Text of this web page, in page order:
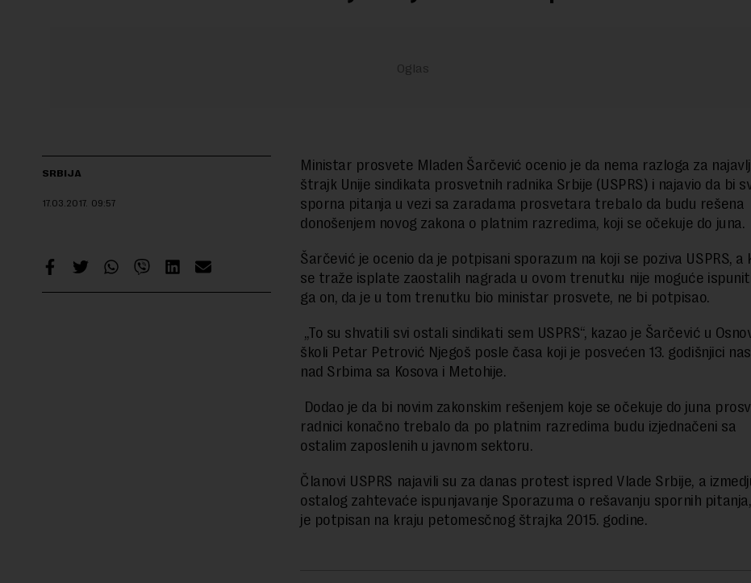
SRBIJA
17.03.2017. 09:57
Ministar prosvete Mladen Šarčević ocenio je da nema razloga za
štrajk Unije sindikata prosvetnih radnika Srbije (USPRS) i najavio da bi
sporna pitanja u vezi sa zaradama prosvetara trebalo da budu rešena
donošenjem novog zakona o platnim razredima, koji se očekuje do juna.
Šarčević je ocenio da je potpisani sporazum na koji se poziva USPRS, a
se traže isplate zaostalih nagrada u ovom trenutku nije moguće
ga on, da je u tom trenutku bio ministar prosvete, ne bi potpisao.
„To su shvatili svi ostali sindikati sem USPRS“, kazao je Šarčević u
školi Petar Petrović Njegoš posle časa koji je posvećen 13. godišnjici
nad Srbima sa Kosova i Metohije.
Dodao je da bi novim zakonskim rešenjem koje se očekuje do juna
radnici konačno trebalo da po platnim razredima budu izjednačeni sa
ostalim zaposlenih u javnom sektoru.
Članovi USPRS najavili su za danas protest ispred Vlade Srbije, a
ostalog zahtevaće ispunjavanje Sporazuma o rešavanju spornih
je potpisan na kraju petomesčnog štrajka 2015. godine.